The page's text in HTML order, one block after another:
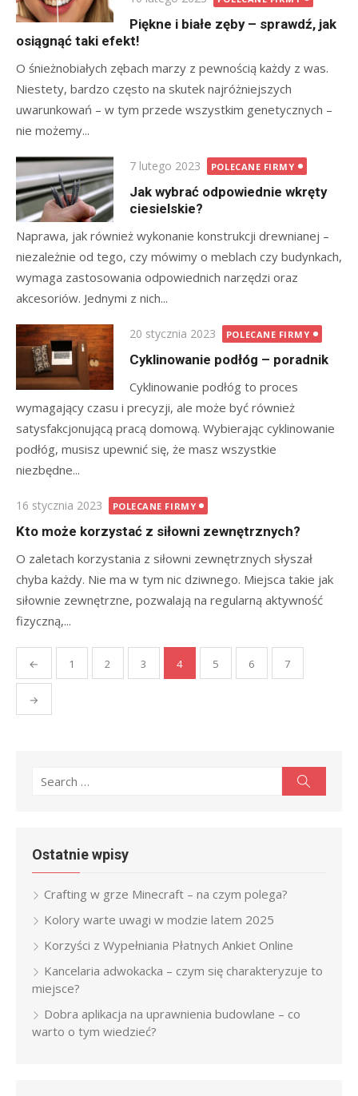
on
Piękne i białe zęby – sprawdź, jak
osiągnąć taki efekt!
O śnieżnobiałych zębach marzy z pewnością każdy z was.
Niestety, bardzo często na skutek najróżniejszych
uwarunkowań – w tym przede wszystkim genetycznych –
nie możemy...
Posted
on
7 lutego 2023 POLECANE FIRMY
Jak wybrać odpowiednie wkręty
ciesielskie?
Naprawa, jak również wykonanie konstrukcji drewnianej –
niezależnie od tego, czy mówimy o meblach czy budynkach,
wymaga zastosowania odpowiednich narzędzi oraz
akcesoriów. Jednymi z nich...
Posted
on
20 stycznia 2023 POLECANE FIRMY
Cyklinowanie podłóg – poradnik
Cyklinowanie podłóg to proces
wymagający czasu i precyzji, ale może być również
satysfakcjonującą pracą domową. Wybierając cyklinowanie
podłóg, musisz upewnić się, że masz wszystkie
niezbędne...
Posted
on
16 stycznia 2023 POLECANE FIRMY
Kto może korzystać z siłowni zewnętrznych?
O zaletach korzystania z siłowni zewnętrznych słyszał
chyba każdy. Nie ma w tym nic dziwnego. Miejsca takie jak
siłownie zewnętrzne, pozwalają na regularną aktywność
fizyczną,...
Stronicowanie
wpisów
← 1 2 3 4 5 6 7
→
Search
Ostatnie wpisy
Crafting w grze Minecraft – na czym polega?
Kolory warte uwagi w modzie latem 2025
Korzyści z Wypełniania Płatnych Ankiet Online
Kancelaria adwokacka – czym się charakteryzuje to
miejsce?
Dobra aplikacja na uprawnienia budowlane – co
warto o tym wiedzieć?